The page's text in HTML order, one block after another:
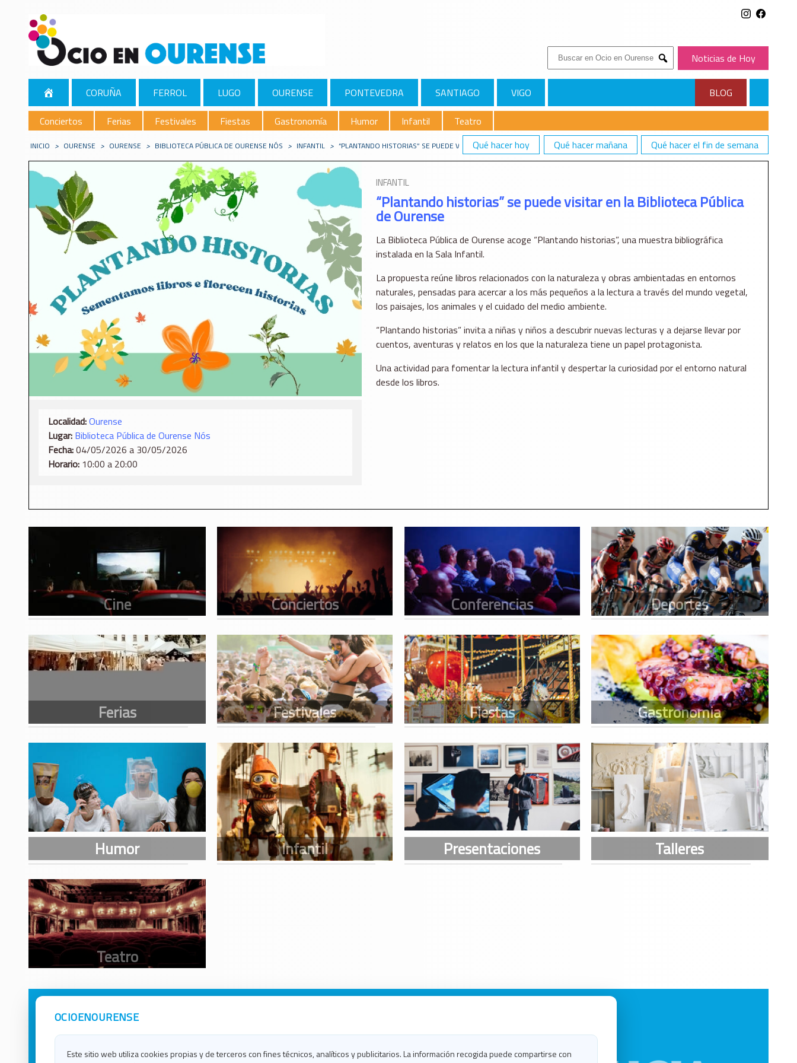
Buscar:
Submit
Noticias de Hoy
CORUÑA FERROL LUGO OURENSE PONTEVEDRA SANTIAGO VIGO
BLOG
Conciertos
Ferias Festivales Fiestas Gastronomía Humor Infantil
Teatro
Qué hacer hoy
Qué hacer mañana Qué hacer el fin de semana
INICIO > OURENSE > OURENSE > BIBLIOTECA PÚBLICA DE OURENSE NÓS > INFANTIL > “PLANTANDO HISTORIAS” SE PUEDE VISITAR EN LA BIBLIOTECA PÚBLICA DE OURENSE
Localidad:Ourense
Lugar: Biblioteca Pública de Ourense Nós
Fecha:04/05/2026 a 30/05/2026
Horario: 10:00 a 20:00
INFANTIL
“Plantando historias” se puede visitar en la Biblioteca Pública
de Ourense
La Biblioteca Pública de Ourense acoge “Plantando historias”, una muestra bibliográfica
instalada en la Sala Infantil.
La propuesta reúne libros relacionados con la naturaleza y obras ambientadas en entornos
naturales, pensadas para acercar a los más pequeños a la lectura a través del mundo vegetal,
los paisajes, los animales y el cuidado del medio ambiente.
“Plantando historias” invita a niñas y niños a descubrir nuevas lecturas y a dejarse llevar por
cuentos, aventuras y relatos en los que la naturaleza tiene un papel protagonista.
Una actividad para fomentar la lectura infantil y despertar la curiosidad por el entorno natural
desde los libros.
OCIOENOURENSE
Este sitio web utiliza cookies propias y de terceros con fines técnicos, analíticos y publicitarios. La información recogida puede compartirse con
Avisos Legales
Política de Cookies
Ocio en Lugo